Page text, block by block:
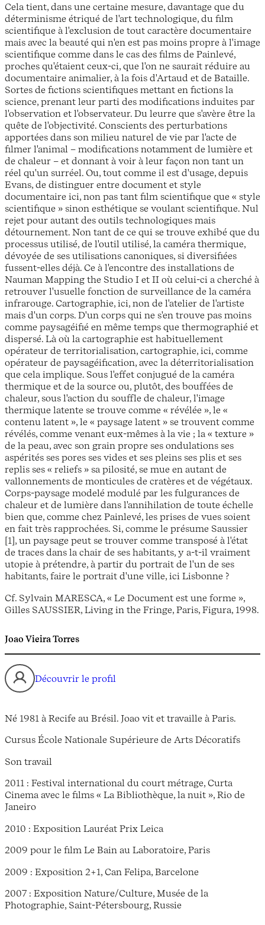
Cela tient, dans une certaine mesure, davantage que du
déterminisme étriqué de l'art technologique, du film
scientifique à l'exclusion de tout caractère documentaire
mais avec la beauté qui n'en est pas moins propre à l'image
scientifique comme dans le cas des films de Painlevé,
proches qu'étaient ceux-ci, que l'on ne saurait réduire au
documentaire animalier, à la fois d'Artaud et de Bataille.
Sortes de fictions scientifiques mettant en fictions la
science, prenant leur parti des modifications induites par
l'observation et l'observateur. Du leurre que s'avère être la
quête de l'objectivité. Conscients des perturbations
apportées dans son milieu naturel de vie par l'acte de
filmer l'animal – modifications notamment de lumière et
de chaleur – et donnant à voir à leur façon non tant un
réel qu'un surréel. Ou, tout comme il est d'usage, depuis
Evans, de distinguer entre document et style
documentaire ici, non pas tant film scientifique que « style
scientifique » sinon esthétique se voulant scientifique. Nul
rejet pour autant des outils technologiques mais
détournement. Non tant de ce qui se trouve exhibé que du
processus utilisé, de l'outil utilisé, la caméra thermique,
dévoyée de ses utilisations canoniques, si diversifiées
fussent-elles déjà. Ce à l'encontre des installations de
Nauman Mapping the Studio I et II où celui-ci a cherché à
retrouver l'usuelle fonction de surveillance de la caméra
infrarouge. Cartographie, ici, non de l'atelier de l'artiste
mais d'un corps. D'un corps qui ne s'en trouve pas moins
comme paysagéifié en même temps que thermographié et
dispersé. Là où la cartographie est habituellement
opérateur de territorialisation, cartographie, ici, comme
opérateur de paysagéification, avec la déterritorialisation
que cela implique. Sous l'effet conjugué de la caméra
thermique et de la source ou, plutôt, des bouffées de
chaleur, sous l'action du souffle de chaleur, l'image
thermique latente se trouve comme « révélée », le «
contenu latent », le « paysage latent » se trouvent comme
révélés, comme venant eux-mêmes à la vie ; la « texture »
de la peau, avec son grain propre ses ondulations ses
aspérités ses pores ses vides et ses pleins ses plis et ses
replis ses « reliefs » sa pilosité, se mue en autant de
vallonnements de monticules de cratères et de végétaux.
Corps-paysage modelé modulé par les fulgurances de
chaleur et de lumière dans l'annihilation de toute échelle
bien que, comme chez Painlevé, les prises de vues soient
en fait très rapprochées. Si, comme le présume Saussier
[1], un paysage peut se trouver comme transposé à l'état
de traces dans la chair de ses habitants, y a-t-il vraiment
utopie à prétendre, à partir du portrait de l'un de ses
habitants, faire le portrait d'une ville, ici Lisbonne ?
Cf. Sylvain MARESCA, « Le Document est une forme »,
Gilles SAUSSIER, Living in the Fringe, Paris, Figura, 1998.
Joao Vieira Torres
Découvrir le profil
Né 1981 à Recife au Brésil. Joao vit et travaille à Paris.
Cursus École Nationale Supérieure de Arts Décoratifs
Son travail
2011 : Festival international du court métrage, Curta
Cinema avec le films « La Bibliothèque, la nuit », Rio de
Janeiro
2010 : Exposition Lauréat Prix Leica
2009 pour le film Le Bain au Laboratoire, Paris
2009 : Exposition 2+1, Can Felipa, Barcelone
2007 : Exposition Nature/Culture, Musée de la
Photographie, Saint-Pétersbourg, Russie